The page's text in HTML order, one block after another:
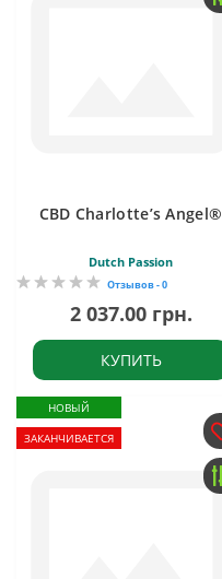
CBD Charlotte’s Angel®
Dutch Passion
Отзывов - 0
2 037.00 грн.
КУПИТЬ
НОВЫЙ
ЗАКАНЧИВАЕТСЯ